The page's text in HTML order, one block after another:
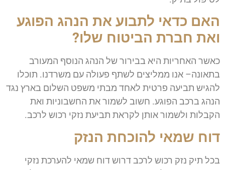
האם כדאי לתבוע את הנהג הפוגע
ואת חברת הביטוח שלו?
כאשר האחריות היא בבירור של הנהג הנוסף המעורב
בתאונה– אנו ממליצים לשתף פעולה עם משרדנו. תוכלו
להגיש תביעה פרטית לאחד מבתי משפט השלום בארץ נגד
הנהג ברכב הפוגע. חשוב לשמור את החשבוניות ואת
הקבלות ולשמור אותן לקראת תביעת נזקי רכוש לרכב.
דוח שמאי להוכחת הנזק
בכל תיק נזק רכוש לרכב דרוש דוח שמאי להערכת נזקי